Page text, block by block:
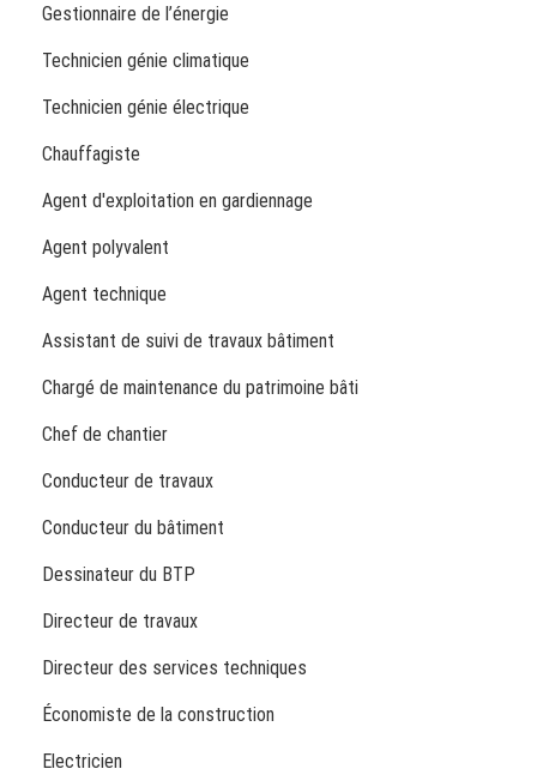
Gestionnaire de l’énergie
Technicien génie climatique
Technicien génie électrique
Chauffagiste
Agent d'exploitation en gardiennage
Agent polyvalent
Agent technique
Assistant de suivi de travaux bâtiment
Chargé de maintenance du patrimoine bâti
Chef de chantier
Conducteur de travaux
Conducteur du bâtiment
Dessinateur du BTP
Directeur de travaux
Directeur des services techniques
Économiste de la construction
Electricien